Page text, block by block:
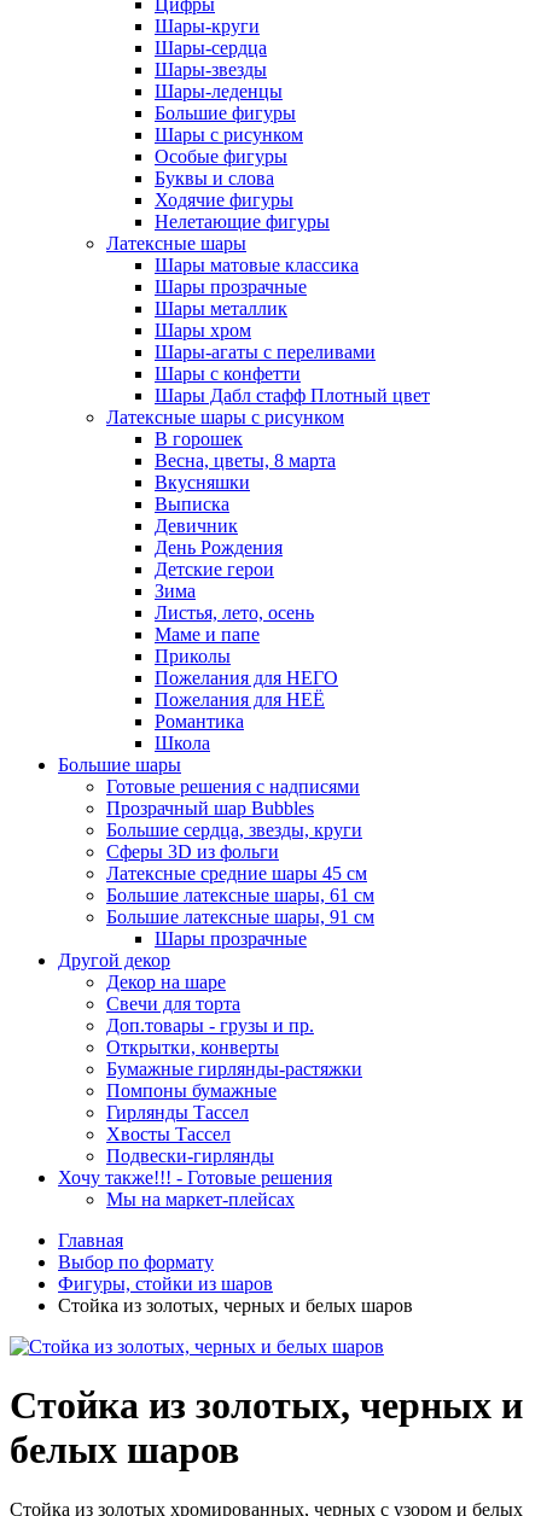
Цифры
Шары-круги
Шары-сердца
Шары-звезды
Шары-леденцы
Большие фигуры
Шары с рисунком
Особые фигуры
Буквы и слова
Ходячие фигуры
Нелетающие фигуры
Латексные шары
Шары матовые классика
Шары прозрачные
Шары металлик
Шары хром
Шары-агаты с переливами
Шары с конфетти
Шары Дабл стафф Плотный цвет
Латексные шары с рисунком
В горошек
Весна, цветы, 8 марта
Вкусняшки
Выписка
Девичник
День Рождения
Детские герои
Зима
Листья, лето, осень
Маме и папе
Приколы
Пожелания для НЕГО
Пожелания для НЕЁ
Романтика
Школа
Большие шары
Готовые решения с надписями
Прозрачный шар Bubbles
Большие сердца, звезды, круги
Сферы 3D из фольги
Латексные средние шары 45 см
Большие латексные шары, 61 см
Большие латексные шары, 91 см
Шары прозрачные
Другой декор
Декор на шаре
Свечи для торта
Доп.товары - грузы и пр.
Открытки, конверты
Бумажные гирлянды-растяжки
Помпоны бумажные
Гирлянды Тассел
Хвосты Тассел
Подвески-гирлянды
Хочу также!!! - Готовые решения
Мы на маркет-плейсах
Главная
Выбор по формату
Фигуры, стойки из шаров
Стойка из золотых, черных и белых шаров
Стойка из золотых, черных и
белых шаров
Стойка из золотых хромированных, черных с узором и белых